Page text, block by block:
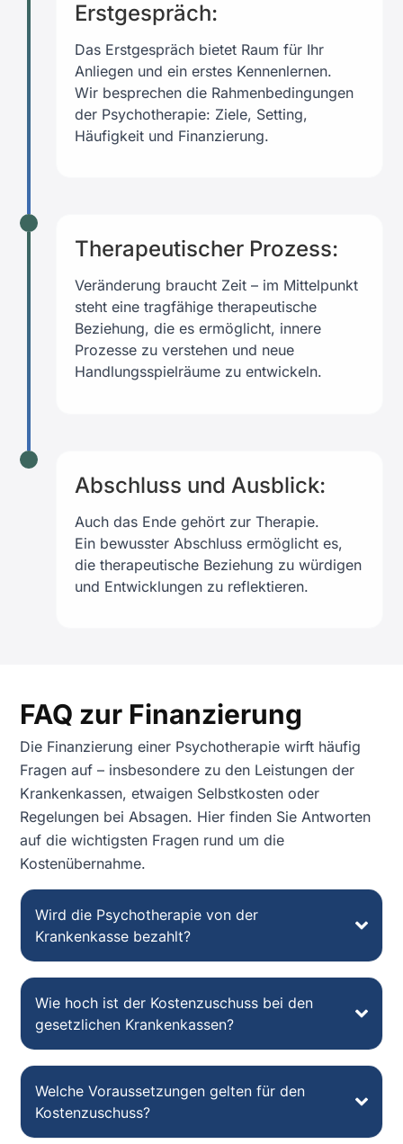
Erstgespräch:
Das Erstgespräch bietet Raum für Ihr
Anliegen und ein erstes Kennenlernen.
Wir besprechen die Rahmenbedingungen
der Psychotherapie: Ziele, Setting,
Häufigkeit und Finanzierung.
Therapeutischer Prozess:
Veränderung braucht Zeit – im Mittelpunkt
steht eine tragfähige therapeutische
Beziehung, die es ermöglicht, innere
Prozesse zu verstehen und neue
Handlungsspielräume zu entwickeln.
Abschluss und Ausblick:
Auch das Ende gehört zur Therapie.
Ein bewusster Abschluss ermöglicht es,
die therapeutische Beziehung zu würdigen
und Entwicklungen zu reflektieren.
FAQ zur Finanzierung
Die Finanzierung einer Psychotherapie wirft häufig
Fragen auf – insbesondere zu den Leistungen der
Krankenkassen, etwaigen Selbstkosten oder
Regelungen bei Absagen. Hier finden Sie Antworten
auf die wichtigsten Fragen rund um die
Kostenübernahme.
Wird die Psychotherapie von der
Krankenkasse bezahlt?
Wie hoch ist der Kostenzuschuss bei den
gesetzlichen Krankenkassen?
Welche Voraussetzungen gelten für den
Kostenzuschuss?